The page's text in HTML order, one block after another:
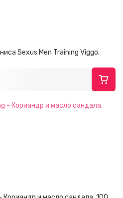
Sexus Men Training Viggo,